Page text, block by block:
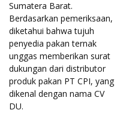
Sumatera Barat.
Berdasarkan pemeriksaan,
diketahui bahwa tujuh
penyedia pakan ternak
unggas memberikan surat
dukungan dari distributor
produk pakan PT CPI, yang
dikenal dengan nama CV
DU.